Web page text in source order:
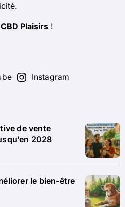
CBD Plaisirs!
Instagram
de vente
2028
le bien-être